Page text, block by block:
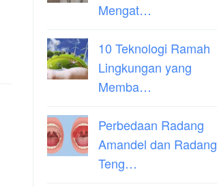
Mengat…
10 Teknologi Ramah
Lingkungan yang
Memba…
Perbedaan Radang
Amandel dan Radang
Teng…